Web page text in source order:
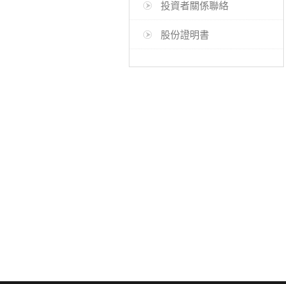
投資者關係聯絡
股份證明書